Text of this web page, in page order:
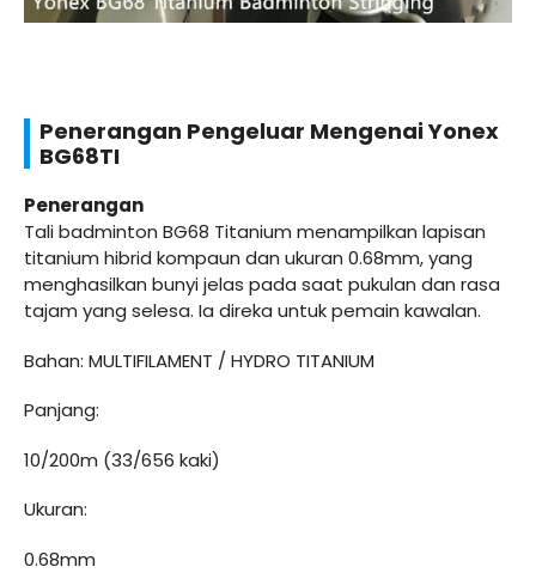
Penerangan Pengeluar Mengenai Yonex
BG68TI
Penerangan
Tali badminton BG68 Titanium menampilkan lapisan
titanium hibrid kompaun dan ukuran 0.68mm, yang
menghasilkan bunyi jelas pada saat pukulan dan rasa
tajam yang selesa. Ia direka untuk pemain kawalan.
Bahan: MULTIFILAMENT / HYDRO TITANIUM
Panjang:
10/200m (33/656 kaki)
Ukuran:
0.68mm